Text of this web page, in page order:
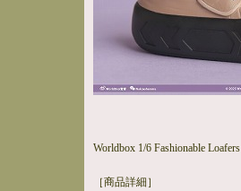
Worldbox 1/6 Fashionable Loafers
［商品詳細］